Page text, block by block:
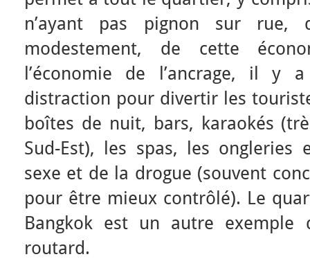
n’ayant pas pignon sur
modestement, de cette
l’économie de l’ancrage, il y
distraction pour divertir les
boîtes de nuit, bars, karaokés
Sud-Est), les spas, les
sexe et de la drogue (souvent
pour être mieux contrôlé). Le
Bangkok est un autre
routard.